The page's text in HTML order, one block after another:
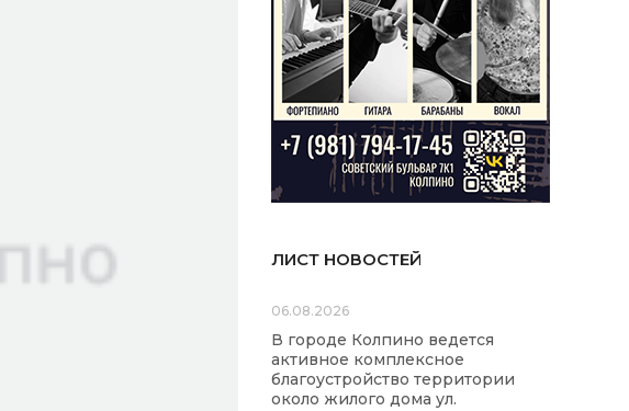
ЛИСТ НОВОСТЕЙ
06.08.2026
В городе Колпино ведется
активное комплексное
благоустройство территории
около жилого дома ул.